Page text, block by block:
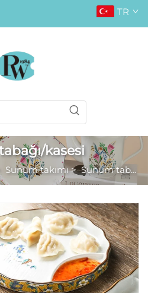
TR
kasesi
Sunum takımı>Sunum tabağı/kasesi